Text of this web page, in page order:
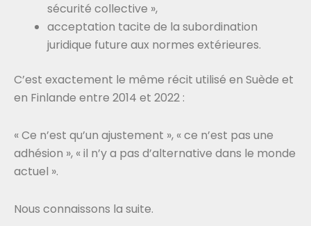
sécurité collective »,
acceptation tacite de la subordination
juridique future aux normes extérieures.
C’est exactement le même récit utilisé en Suède et
en Finlande entre 2014 et 2022 :
« Ce n’est qu’un ajustement », « ce n’est pas une
adhésion », « il n’y a pas d’alternative dans le monde
actuel ».
Nous connaissons la suite.